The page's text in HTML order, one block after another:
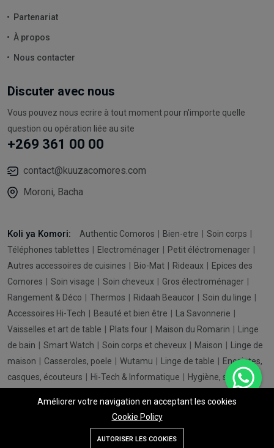
Liste de
Ajouter au panier Acheter maintenant
Partenariat
À propos
Nous contacter
Discuter avec nous
Vous pouvez nous ecrire à tout moment pour n'importe quelle
question ou opération liée au site
+269 361 00 00
contact@kuuzacomores.com
Moroni, Bacha
Koli ya Komori: Authentic Comoros Bien-etre
Soin corps
Téléphones tablettes
Electroménager
Petit éléctromenager
Autres accessoires de cuisines
Bio-Mat Rideaux
Epices des
Comores
Soin visage Soin cheveux
Gros électroménager
Rangement & Déco
Thermos Ridaah Beaucor
Soin du linge
Accessoires Hi-Tech
Beauté et bien être
La Savonnerie
Vaisselles et art de table
Plats four Maison du Romarin
Linge
de bain
Smart Watch Soin corps et cheveux Maison
Linge de
maison
Casseroles, poele Wutamu Linge de table
Enceintes,
casques, écouteurs
Hi-Tech & Informatique
Hygiène, santé
Coiffure, appareils et accessoires
Améliorer votre navigation en acceptant les cookies
Cookie Policy
AUTORISER LES COOKIES